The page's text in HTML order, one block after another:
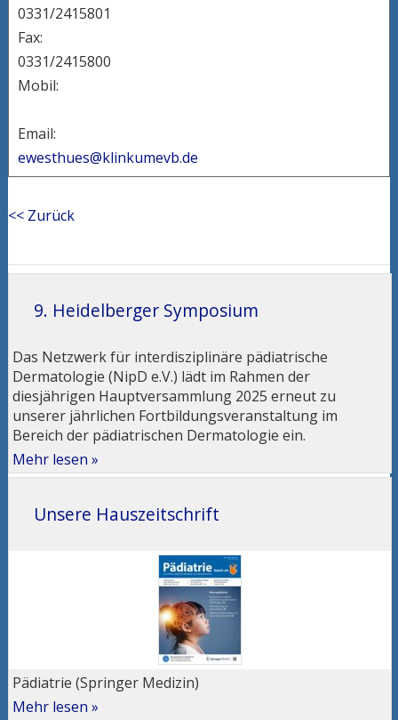
0331/2415801
Fax:
0331/2415800
Mobil:
Email:
ewesthues@klinkumevb.de
<< Zurück
9. Heidelberger Symposium
Das Netzwerk für interdisziplinäre pädiatrische
Dermatologie (NipD e.V.) lädt im Rahmen der
diesjährigen Hauptversammlung 2025 erneut zu
unserer jährlichen Fortbildungsveranstaltung im
Bereich der pädiatrischen Dermatologie ein.
Mehr lesen »
Unsere Hauszeitschrift
Pädiatrie (Springer Medizin)
Mehr lesen »